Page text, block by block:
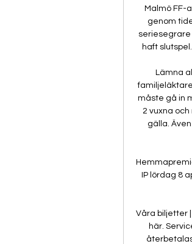
Malmö FF-
genom
seriesegrare
haft
Lämna
måste gå in
2 vuxna
gälla.
IP lördag 8
Våra biljetter
här.